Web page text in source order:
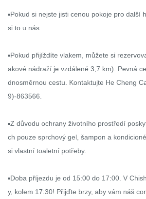
▪️Pokud si nejste jisti cenou pokoje pro další
si to u nás.
▪️Pokud přijíždíte vlakem, můžete si
akové nádraží je vzdálené 3,7 km). Pevná
dnosměrnou cestu. Kontaktujte He Cheng
9)-863566.
▪️Z důvodu ochrany životního prostředí
ch pouze sprchový gel, šampon a
si vlastní toaletní potřeby.
▪️Doba příjezdu je od 15:00 do 17:00. V
y, kolem 17:30! Přijďte brzy, aby vám náš